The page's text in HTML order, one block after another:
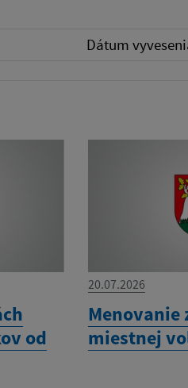
Dátum
od
20.07.2026
miestnej